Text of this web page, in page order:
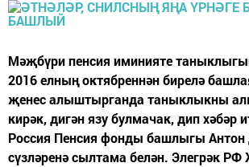
Мәҗбүри пенсия иминияте
2016 елның октябреннән бирелә
җенес алыштырганда таныклыкны
кирәк, дигән язу булмачак, дип хәбәр
Россия Пенсия фонды башлыгы Антон
сүзләренә сылтама белән. Элегрәк